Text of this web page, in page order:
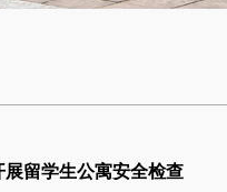
展留学生公寓安全检查